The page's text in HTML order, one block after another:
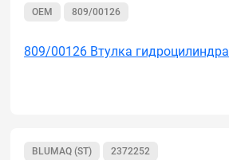
OEM 809/00126
809/00126 Втулка гидроцилиндра
BLUMAQ (ST) 2372252